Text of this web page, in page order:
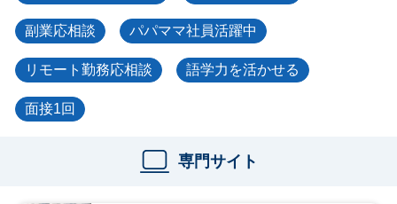
副業応相談 パパママ社員活躍中
リモート勤務応相談 語学力を活かせる
面接1回
専門サイト